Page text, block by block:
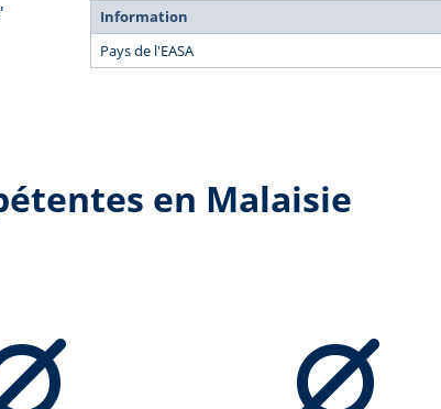
Information
Pays de l'EASA
en Malaisie